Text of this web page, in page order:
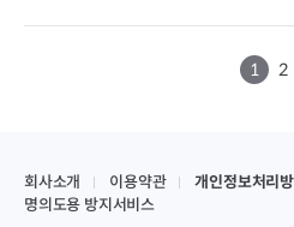
1 2
회사소개 이용약관 개인정보처리
명의도용 방지서비스